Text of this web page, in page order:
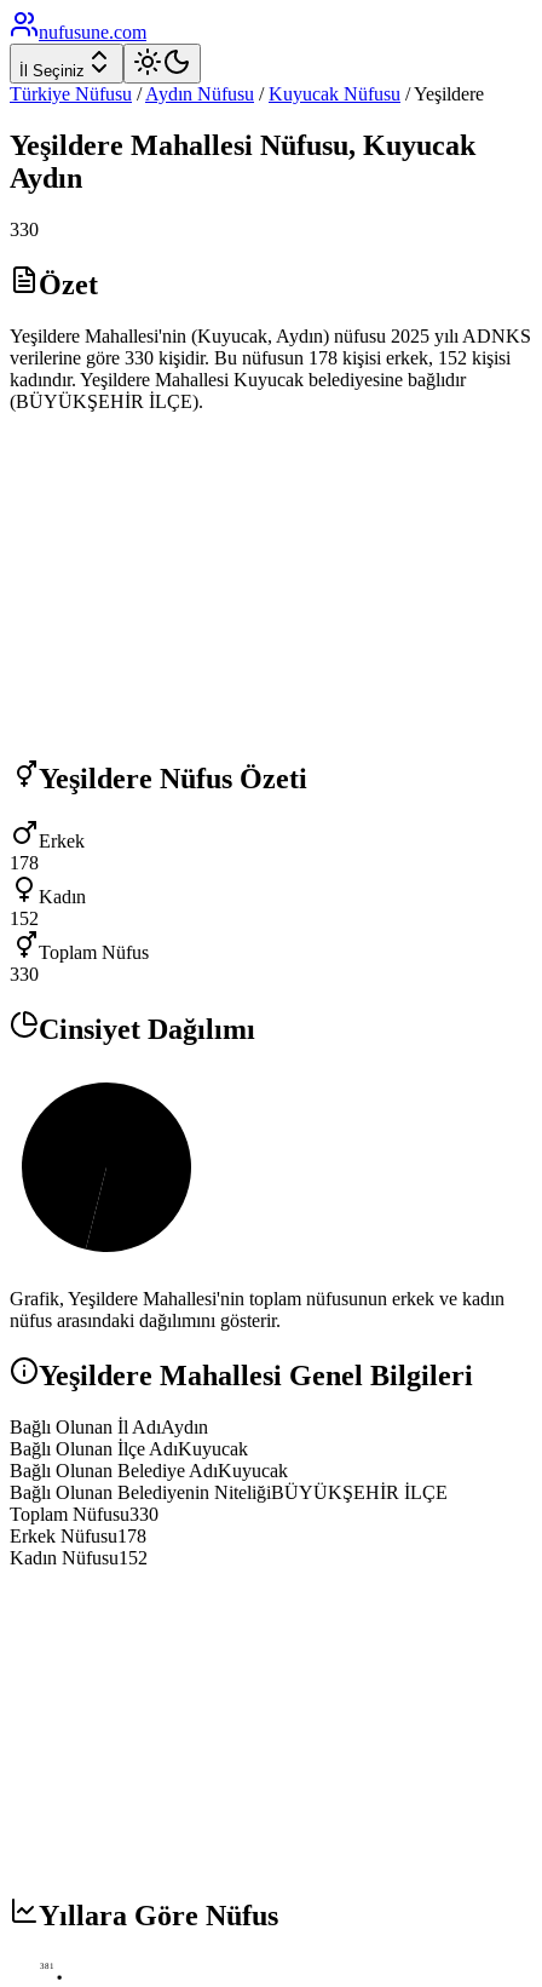
nufusune.com
İl Seçiniz
Türkiye Nüfusu / Aydın Nüfusu / Kuyucak Nüfusu /Yeşildere
Yeşildere Mahallesi Nüfusu, Kuyucak
Aydın
330
Özet
Yeşildere Mahallesi'nin (Kuyucak, Aydın) nüfusu 2025 yılı ADNKS
verilerine göre 330 kişidir. Bu nüfusun 178 kişisi erkek, 152 kişisi
kadındır. Yeşildere Mahallesi Kuyucak belediyesine bağlıdır
(BÜYÜKŞEHİR İLÇE).
Yeşildere Nüfus Özeti
Erkek
178
Kadın
152
Toplam Nüfus
330
Cinsiyet Dağılımı
Grafik, Yeşildere Mahallesi'nin toplam nüfusunun erkek ve kadın
nüfus arasındaki dağılımını gösterir.
Yeşildere Mahallesi Genel Bilgileri
Bağlı Olunan İl AdıAydın
Bağlı Olunan İlçe AdıKuyucak
Bağlı Olunan Belediye AdıKuyucak
Bağlı Olunan Belediyenin NiteliğiBÜYÜKŞEHİR İLÇE
Toplam Nüfusu330
Erkek Nüfusu178
Kadın Nüfusu152
Yıllara Göre Nüfus
381